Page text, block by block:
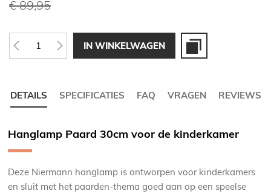
€ 89,95
IN WINKELWAGEN
DETAILS SPECIFICATIES FAQ VRAGEN REVIEWS
Hanglamp Paard 30cm voor de kinderkamer
Deze Niermann hanglamp is ontworpen voor kinderkamers
en sluit met het paarden-thema goed aan op een speelse